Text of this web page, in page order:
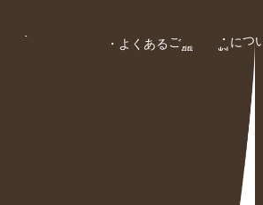
よくあるご 質
問 ・
料
金